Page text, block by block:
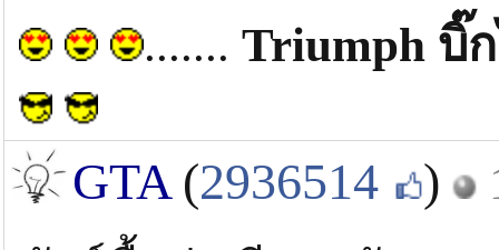
....... Triumph บิ๊
GTA(2936514 )